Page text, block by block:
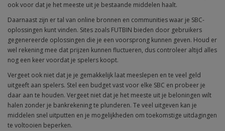
ook voor dat je het meeste uit je bestaande middelen haalt.
Daarnaast zijn er tal van online bronnen en communities waar je SBC-
oplossingen kunt vinden. Sites zoals FUTBIN bieden door gebruikers
gegenereerde oplossingen die je een voorsprong kunnen geven. Houd er
wel rekening mee dat prijzen kunnen fluctueren, dus controleer altijd alles
nog een keer voordat je spelers koopt.
Vergeet ook niet dat je je gemakkelijk laat meeslepen en te veel geld
uitgeeft aan spelers. Stel een budget vast voor elke SBC en probeer je
daar aan te houden. Vergeet niet dat je het meeste uit je beloningen wilt
halen zonder je bankrekening te plunderen. Te veel uitgeven kan je
middelen snel uitputten en je mogelijkheden om toekomstige uitdagingen
te voltooien beperken.